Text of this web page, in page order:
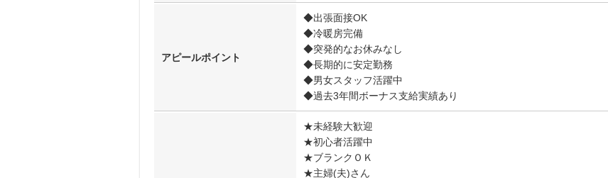
アピールポイント
◆出張面接OK
◆冷暖房完備
◆突発的なお休みなし
◆長期的に安定勤務
◆男女スタッフ活躍中
◆過去3年間ボーナス支給実績あり
★未経験大歓迎
★初心者活躍中
★ブランクＯＫ
★主婦(夫)さん